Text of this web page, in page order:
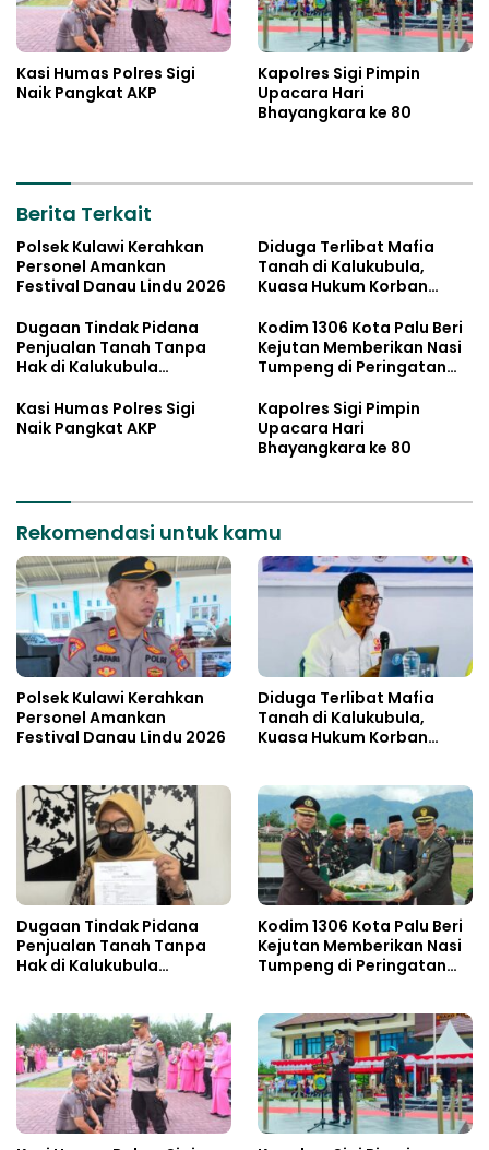
Kasi Humas Polres Sigi
Naik Pangkat AKP
Kapolres Sigi Pimpin
Upacara Hari
Bhayangkara ke 80
Berita Terkait
Polsek Kulawi Kerahkan
Personel Amankan
Festival Danau Lindu 2026
Diduga Terlibat Mafia
Tanah di Kalukubula,
Kuasa Hukum Korban
Oknum Aparat Desa
Dugaan Tindak Pidana
Penjualan Tanah Tanpa
Hak di Kalukubula
Kodim 1306 Kota Palu Beri
Kejutan Memberikan Nasi
Tumpeng di Peringatan
Kasi Humas Polres Sigi
Naik Pangkat AKP
Kapolres Sigi Pimpin
Upacara Hari
Bhayangkara ke 80
Rekomendasi untuk kamu
Polsek Kulawi Kerahkan
Personel Amankan
Festival Danau Lindu 2026
Diduga Terlibat Mafia
Tanah di Kalukubula,
Kuasa Hukum Korban
Dugaan Tindak Pidana
Penjualan Tanah Tanpa
Hak di Kalukubula
Kodim 1306 Kota Palu Beri
Kejutan Memberikan Nasi
Tumpeng di Peringatan